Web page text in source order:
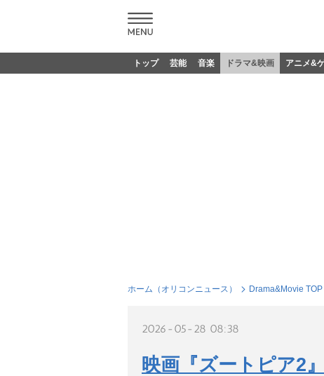
トップ 芸能 音楽 ドラマ&映画 アニメ&
ホーム（オリコンニュース） Drama&Movie TOP
2026-05-28 08:38
映画『ズートピア2